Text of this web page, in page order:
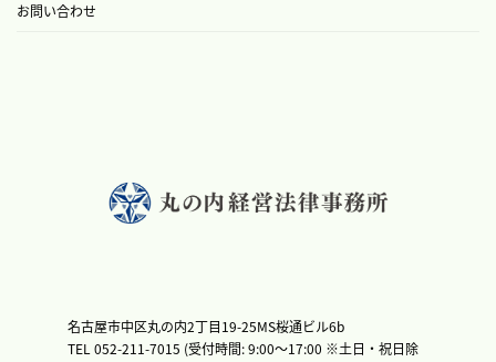
お問い合わせ
名古屋市中区丸の内2丁目19-25MS桜通ビル6b
TEL 052-211-7015 (受付時間: 9:00〜17:00 ※土日・祝日除